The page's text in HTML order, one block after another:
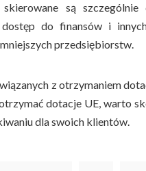
są
do finansów i
przedsiębiorstw.
z otrzymaniem
dotacje UE, warto
dla swoich klientów.